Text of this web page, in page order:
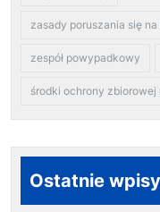
zasady poruszania się
zespół powypadkowy
środki ochrony zbiorowej
Ostatnie